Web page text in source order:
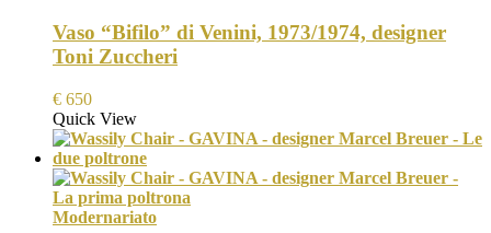
Vaso “Bifilo” di Venini, 1973/1974, designer
Toni Zuccheri
€ 650
Quick View
Modernariato